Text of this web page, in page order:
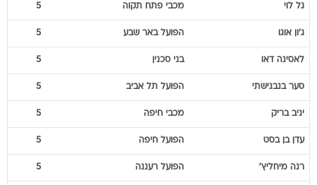
גל לוי מכבי פתח תקוה 5
ג'ון אוגו הפועל באר שבע 5
לאסינה דאו בני סכנין 5
סער בנבנישתי הפועל תל אביב 5
יניב בריק מכבי חיפה 5
עדן בן בסט הפועל חיפה 5
רנה מיחליץ' הפועל רעננה 5